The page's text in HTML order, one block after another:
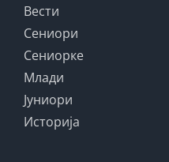
Вести
Сениори
Сениорке
Млади
Јуниори
Историја